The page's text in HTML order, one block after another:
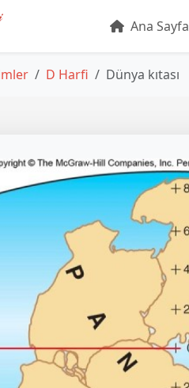
Ana Sayfa
D Harfi Dünya kıtası